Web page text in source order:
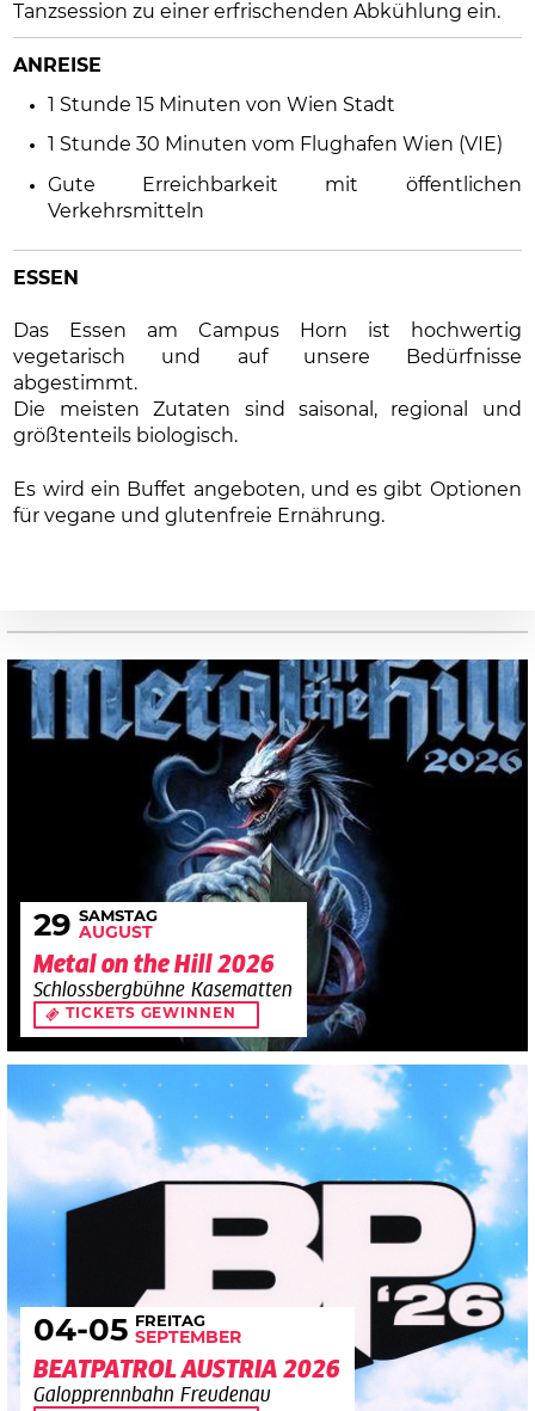
Tanzsession zu einer erfrischenden Abkühlung ein.
ANREISE
1 Stunde 15 Minuten von Wien Stadt
1 Stunde 30 Minuten vom Flughafen Wien (VIE)
Gute Erreichbarkeit mit öffentlichen
Verkehrsmitteln
ESSEN
Das Essen am Campus Horn ist hochwertig
vegetarisch und auf unsere Bedürfnisse
abgestimmt.
Die meisten Zutaten sind saisonal, regional und
größtenteils biologisch.
Es wird ein Buffet angeboten, und es gibt Optionen
für vegane und glutenfreie Ernährung.
29 SAMSTAG
AUGUST
Metal on the Hill 2026
Schlossbergbühne Kasematten
TICKETS GEWINNEN
04-05 FREITAG
SEPTEMBER
BEATPATROL AUSTRIA 2026
Galopprennbahn Freudenau